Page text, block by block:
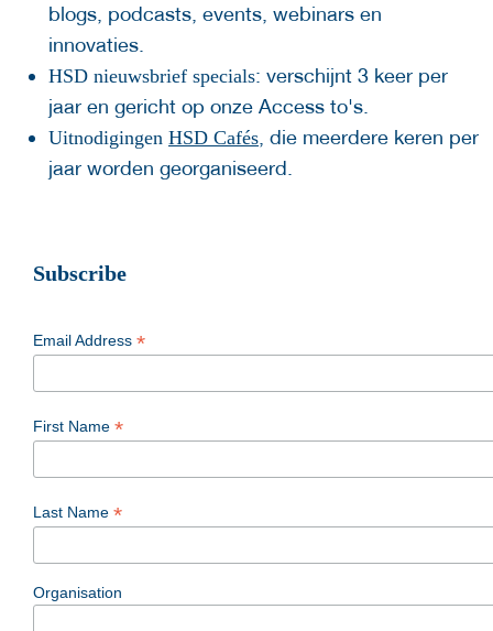
blogs, podcasts, events, webinars en
innovaties.
HSD nieuwsbrief specials: verschijnt 3 keer per
jaar en gericht op onze Access to's.
Uitnodigingen HSD Cafés , die meerdere keren per
jaar worden georganiseerd.
Subscribe
Email Address *
First Name *
Last Name *
Organisation